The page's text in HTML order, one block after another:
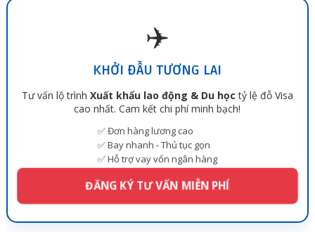
✈️
KHỞI ĐẦU TƯƠNG LAI
Tư vấn lộ trình Xuất khẩu lao động & Du học tỷ lệ đỗ Visa
cao nhất. Cam kết chi phí minh bạch!
✅ Đơn hàng lương cao
✅ Bay nhanh - Thủ tục gọn
✅ Hỗ trợ vay vốn ngân hàng
ĐĂNG KÝ TƯ VẤN MIỄN PHÍ